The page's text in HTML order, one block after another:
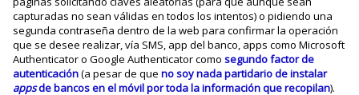
capturadas no sean válidas en todos los intentos) o pidiendo una
segunda contraseña dentro de la web para confirmar la operación
que se desee realizar, vía SMS, app del banco, apps como Microsoft
Authenticator o Google Authenticator comosegundo factor de
autenticación(a pesar de queno soy nada partidario de instalar
appsde bancos en el móvil por toda la información que recopilan).